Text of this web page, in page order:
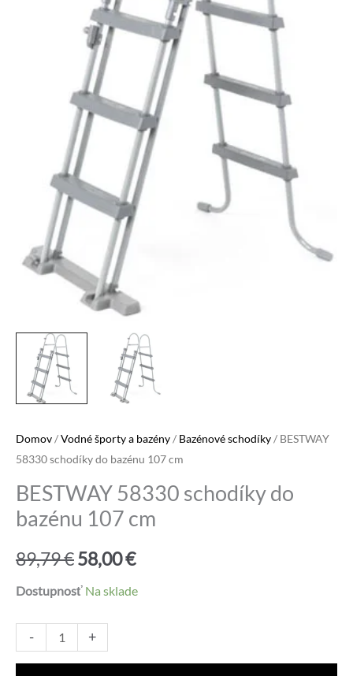
Domov/Vodné športy a bazény/ Bazénové schodíky/ BESTWAY
58330 schodíky do bazénu 107 cm
BESTWAY 58330 schodíky do
bazénu 107 cm
89,79€Pôvodná
cena
bola:
89,79 €.
58,00€Aktuálna
cena
58,00 €.
Dostupnosť Na sklade
-
množstvo
BESTWAY
+